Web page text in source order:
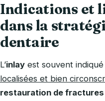
Indications et
dans la
dentaire
L’inlay est souvent
localisées et bien
restauration de